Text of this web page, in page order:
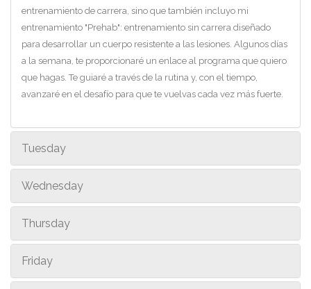
entrenamiento de carrera, sino que también incluyo mi
entrenamiento "Prehab": entrenamiento sin carrera diseñado
para desarrollar un cuerpo resistente a las lesiones. Algunos días
a la semana, te proporcionaré un enlace al programa que quiero
que hagas. Te guiaré a través de la rutina y, con el tiempo,
avanzaré en el desafío para que te vuelvas cada vez más fuerte.
Tuesday
Wednesday
Thursday
Friday